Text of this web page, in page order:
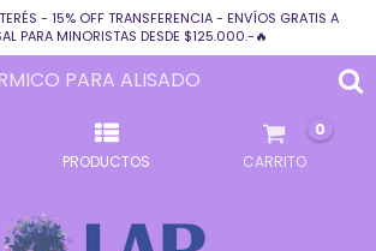
- 15% OFF TRANSFERENCIA - ENVÍOS GRATIS A
PARA MINORISTAS DESDE $125.000.-🔥
PARA ALISADO
PRODUCTOS CARRITO
0